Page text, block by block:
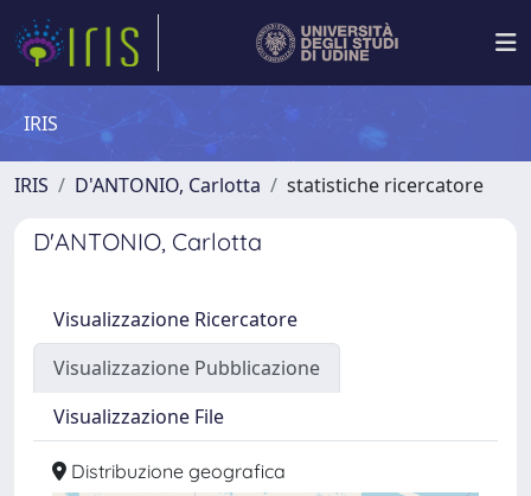
IRIS
IRIS D'ANTONIO, Carlotta statistiche ricercatore
D'ANTONIO, Carlotta
Visualizzazione Ricercatore
Visualizzazione Pubblicazione
Visualizzazione File
Distribuzione geografica